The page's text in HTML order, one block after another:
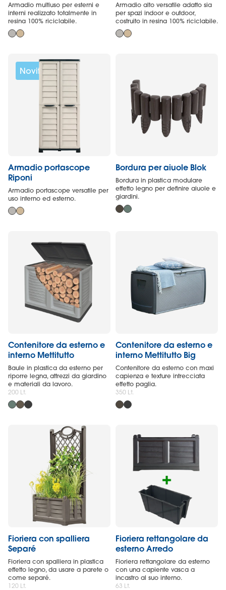
Armadio multiuso per esterni e
interni realizzato totalmente in
resina 100% riciclabile.
Armadio alto versatile adatto sia
per spazi indoor e outdoor,
costruito in resina 100% riciclabile.
Novità
Armadio portascope
Riponi
Armadio portascope versatile per
uso interno ed esterno.
Bordura per aiuole Blok
Bordura in plastica modulare
effetto legno per definire aiuole e
giardini.
Contenitore da esterno e
interno Mettitutto
Baule in plastica da esterno per
riporre legna, attrezzi da giardino
e materiali da lavoro.
200 Lt.
Contenitore da esterno e
interno Mettitutto Big
Contenitore da esterno con maxi
capienza e texture intrecciata
effetto paglia.
350 Lt.
Fioriera con spalliera
Separé
Fioriera con spalliera in plastica
effetto legno, da usare a parete o
come separé.
120 Lt.
Fioriera rettangolare da
esterno Arredo
Fioriera rettangolare da esterno
con una capiente vasca a
incastro al suo interno.
63 Lt.